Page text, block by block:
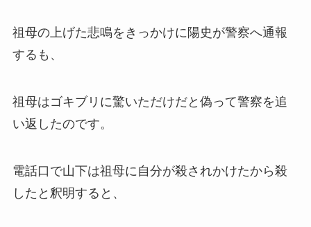
祖母の上げた悲鳴をきっかけに陽史が警察へ通報
するも、
祖母はゴキブリに驚いただけだと偽って警察を追
い返したのです。
電話口で山下は祖母に自分が殺されかけたから殺
したと釈明すると、